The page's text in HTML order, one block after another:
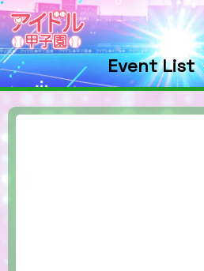
Event List